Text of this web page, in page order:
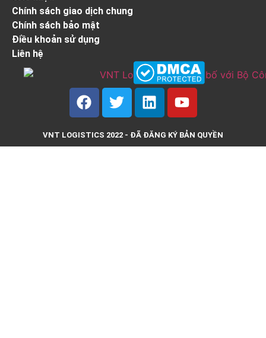
Chính sách giao dịch chung
Chính sách bảo mật
Điều khoản sử dụng
Liên hệ
VNT LOGISTICS 2022 - ĐÃ ĐĂNG KÝ BẢN QUYỀN